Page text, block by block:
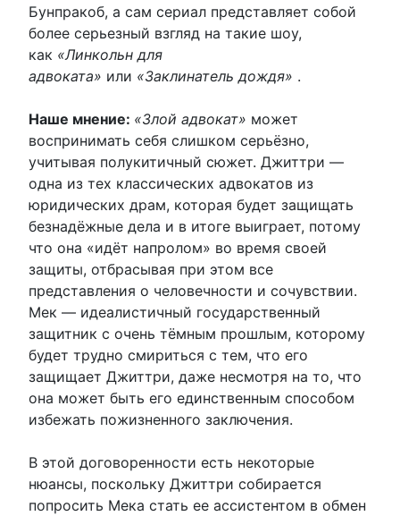
Бунпракоб, а сам сериал представляет собой
более серьезный взгляд на такие шоу,
как «Линкольн для
адвоката» или «Заклинатель дождя» .
Наше мнение: «Злой адвокат» может
воспринимать себя слишком серьёзно,
учитывая полукитичный сюжет. Джиттри —
одна из тех классических адвокатов из
юридических драм, которая будет защищать
безнадёжные дела и в итоге выиграет, потому
что она «идёт напролом» во время своей
защиты, отбрасывая при этом все
представления о человечности и сочувствии.
Мек — идеалистичный государственный
защитник с очень тёмным прошлым, которому
будет трудно смириться с тем, что его
защищает Джиттри, даже несмотря на то, что
она может быть его единственным способом
избежать пожизненного заключения.
В этой договоренности есть некоторые
нюансы, поскольку Джиттри собирается
попросить Мека стать ее ассистентом в обмен